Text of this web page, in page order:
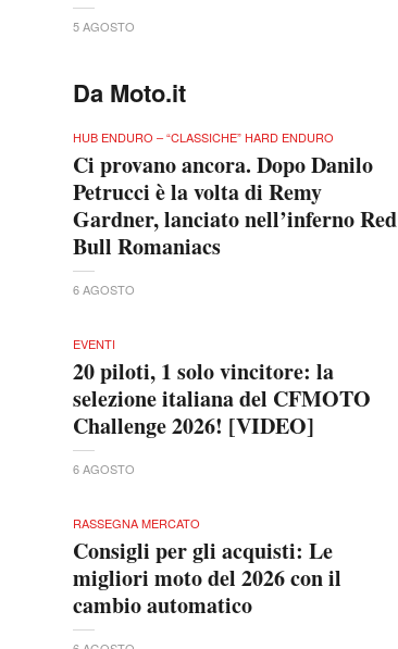
5 AGOSTO
Da Moto.it
HUB ENDURO – “CLASSICHE” HARD ENDURO
Ci provano ancora. Dopo Danilo
Petrucci è la volta di Remy
Gardner, lanciato nell’inferno Red
Bull Romaniacs
6 AGOSTO
EVENTI
20 piloti, 1 solo vincitore: la
selezione italiana del CFMOTO
Challenge 2026! [VIDEO]
6 AGOSTO
RASSEGNA MERCATO
Consigli per gli acquisti: Le
migliori moto del 2026 con il
cambio automatico